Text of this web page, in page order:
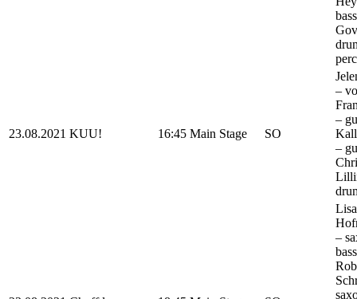
23.08.2021 KUU! 16:45 Main Stage SO
–
–
–
Lisa
–